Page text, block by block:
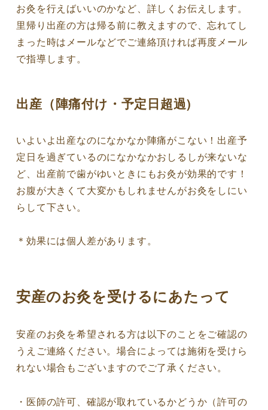
お灸を行えばいいのかなど、詳しくお伝えします。
里帰り出産の方は帰る前に教えますので、忘れてし
まった時はメールなどでご連絡頂ければ再度メール
で指導します。
出産（陣痛付け・予定日超過)
いよいよ出産なのになかなか陣痛がこない！出産予
定日を過ぎているのになかなかおしるしが来ないな
ど、出産前で歯がゆいときにもお灸が効果的です！
お腹が大きくて大変かもしれませんがお灸をしにい
らして下さい。
＊効果には個人差があります。
安産のお灸を受けるにあたって
安産のお灸を希望される方は以下のことをご確認の
うえご連絡ください。場合によっては施術を受けら
れない場合もございますのでご了承ください。
・医師の許可、確認が取れているかどうか（許可の